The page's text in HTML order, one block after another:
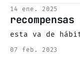
14 ene. 2025
esta va de
07 feb. 2023